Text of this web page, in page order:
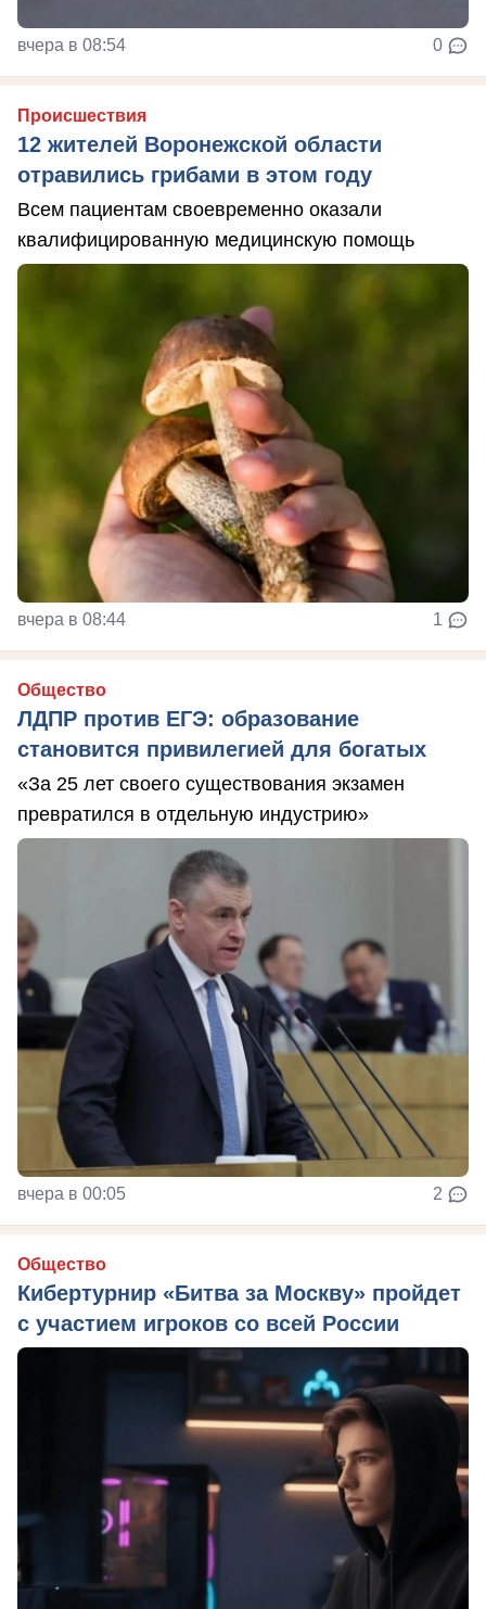
вчера в 08:54 0
Происшествия
12 жителей Воронежской области
отравились грибами в этом году
Всем пациентам своевременно оказали
квалифицированную медицинскую помощь
вчера в 08:44 1
Общество
ЛДПР против ЕГЭ: образование
становится привилегией для богатых
«За 25 лет своего существования экзамен
превратился в отдельную индустрию»
вчера в 00:05 2
Общество
Кибертурнир «Битва за Москву» пройдет
с участием игроков со всей России